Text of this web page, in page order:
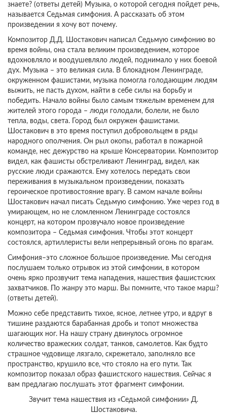
знаете? (ответы детей) Музыка, о которой сегодня пойдет речь,
называется Седьмая симфония. А рассказать об этом
произведении я хочу вот почему.
Композитор Д.Д. Шостакович написал Седьмую симфонию во
время войны, она стала великим произведением, которое
вдохновляло и воодушевляло людей, поднимало у них боевой
дух. Музыка – это великая сила. В блокадном Ленинграде,
окруженном фашистами, музыка помогла голодающим людям
выжить, не пасть духом, найти в себе силы на борьбу и
победить. Начало войны было самым тяжелым временем для
жителей этого города – люди голодали, болели, не было
тепла, воды, света. Город был окружен фашистами.
Шостакович в это время поступил добровольцем в ряды
народного ополчения. Он рыл окопы, работал в пожарной
команде, нес дежурство на крыше Консерватории. Композитор
видел, как фашисты обстреливают Ленинград, видел, как
русские люди сражаются. Ему хотелось передать свои
переживания в музыкальном произведении, показать
героическое противостояние врагу. В самом начале войны
Шостакович начал писать Седьмую симфонию. Уже через год в
умирающем, но не сломленном Ленинграде состоялся
концерт, на котором прозвучало новое произведение
композитора – Седьмая симфония. Чтобы этот концерт
состоялся, артиллеристы вели непрерывный огонь по врагам.
Симфония–это сложное большое произведение. Мы сегодня
послушаем только отрывок из этой симфонии, в котором
очень ярко прозвучит тема нападения, нашествия фашистских
захватчиков. По жанру это марш. Вы помните, что такое марш?
(ответы детей).
Можно себе представить тихое, ясное, летнее утро, и вдруг в
тишине раздаются барабанная дробь и топот множества
шагающих ног. На нашу страну двинулось огромное
количество вражеских солдат, танков, самолетов. Как будто
страшное чудовище лязгало, скрежетало, заполняло все
пространство, крушило все, что стояло на его пути. Так
композитор показал образ фашистского нашествия. Сейчас я
вам предлагаю послушать этот фрагмент симфонии.
Звучит тема нашествия из «Седьмой симфонии» Д.
Шостаковича.